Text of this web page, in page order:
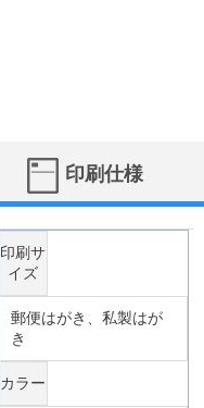
印刷仕様
印刷サ
イズ
郵便はがき、私製はが
き
カラー